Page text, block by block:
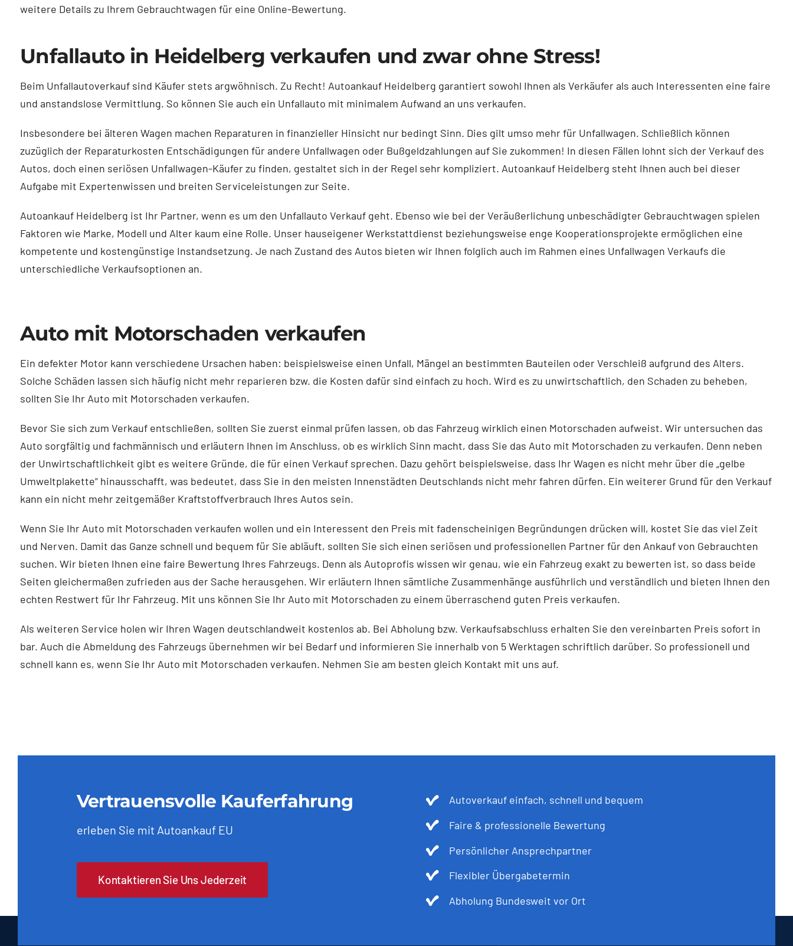
weitere Details zu Ihrem Gebrauchtwagen für eine Online-Bewertung.
Unfallauto in Heidelberg verkaufen und zwar ohne Stress!
Beim Unfallautoverkauf sind Käufer stets argwöhnisch. Zu Recht! Autoankauf Heidelberg garantiert sowohl Ihnen als Verkäufer als auch Interessenten eine faire
und anstandslose Vermittlung. So können Sie auch ein Unfallauto mit minimalem Aufwand an uns verkaufen.
Insbesondere bei älteren Wagen machen Reparaturen in finanzieller Hinsicht nur bedingt Sinn. Dies gilt umso mehr für Unfallwagen. Schließlich können
zuzüglich der Reparaturkosten Entschädigungen für andere Unfallwagen oder Bußgeldzahlungen auf Sie zukommen! In diesen Fällen lohnt sich der Verkauf des
Autos, doch einen seriösen Unfallwagen-Käufer zu finden, gestaltet sich in der Regel sehr kompliziert. Autoankauf Heidelberg steht Ihnen auch bei dieser
Aufgabe mit Expertenwissen und breiten Serviceleistungen zur Seite.
Autoankauf Heidelberg ist Ihr Partner, wenn es um den Unfallauto Verkauf geht. Ebenso wie bei der Veräußerlichung unbeschädigter Gebrauchtwagen spielen
Faktoren wie Marke, Modell und Alter kaum eine Rolle. Unser hauseigener Werkstattdienst beziehungsweise enge Kooperationsprojekte ermöglichen eine
kompetente und kostengünstige Instandsetzung. Je nach Zustand des Autos bieten wir Ihnen folglich auch im Rahmen eines Unfallwagen Verkaufs die
unterschiedliche Verkaufsoptionen an.
Auto mit Motorschaden verkaufen
Ein defekter Motor kann verschiedene Ursachen haben: beispielsweise einen Unfall, Mängel an bestimmten Bauteilen oder Verschleiß aufgrund des Alters.
Solche Schäden lassen sich häufig nicht mehr reparieren bzw. die Kosten dafür sind einfach zu hoch. Wird es zu unwirtschaftlich, den Schaden zu beheben,
sollten Sie Ihr Auto mit Motorschaden verkaufen.
Bevor Sie sich zum Verkauf entschließen, sollten Sie zuerst einmal prüfen lassen, ob das Fahrzeug wirklich einen Motorschaden aufweist. Wir untersuchen das
Auto sorgfältig und fachmännisch und erläutern Ihnen im Anschluss, ob es wirklich Sinn macht, dass Sie das Auto mit Motorschaden zu verkaufen. Denn neben
der Unwirtschaftlichkeit gibt es weitere Gründe, die für einen Verkauf sprechen. Dazu gehört beispielsweise, dass Ihr Wagen es nicht mehr über die „gelbe
Umweltplakette“ hinausschafft, was bedeutet, dass Sie in den meisten Innenstädten Deutschlands nicht mehr fahren dürfen. Ein weiterer Grund für den Verkauf
kann ein nicht mehr zeitgemäßer Kraftstoffverbrauch Ihres Autos sein.
Wenn Sie Ihr Auto mit Motorschaden verkaufen wollen und ein Interessent den Preis mit fadenscheinigen Begründungen drücken will, kostet Sie das viel Zeit
und Nerven. Damit das Ganze schnell und bequem für Sie abläuft, sollten Sie sich einen seriösen und professionellen Partner für den Ankauf von Gebrauchten
suchen. Wir bieten Ihnen eine faire Bewertung Ihres Fahrzeugs. Denn als Autoprofis wissen wir genau, wie ein Fahrzeug exakt zu bewerten ist, so dass beide
Seiten gleichermaßen zufrieden aus der Sache herausgehen. Wir erläutern Ihnen sämtliche Zusammenhänge ausführlich und verständlich und bieten Ihnen den
echten Restwert für Ihr Fahrzeug. Mit uns können Sie Ihr Auto mit Motorschaden zu einem überraschend guten Preis verkaufen.
Als weiteren Service holen wir Ihren Wagen deutschlandweit kostenlos ab. Bei Abholung bzw. Verkaufsabschluss erhalten Sie den vereinbarten Preis sofort in
bar. Auch die Abmeldung des Fahrzeugs übernehmen wir bei Bedarf und informieren Sie innerhalb von 5 Werktagen schriftlich darüber. So professionell und
schnell kann es, wenn Sie Ihr Auto mit Motorschaden verkaufen. Nehmen Sie am besten gleich Kontakt mit uns auf.
Vertrauensvolle Kauferfahrung
erleben Sie mit Autoankauf EU
Kontaktieren Sie Uns Jederzeit
Autoverkauf einfach, schnell und bequem
Faire & professionelle Bewertung
Persönlicher Ansprechpartner
Flexibler Übergabetermin
Abholung Bundesweit vor Ort